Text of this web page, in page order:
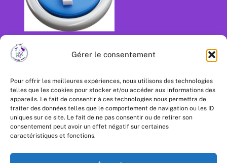
Gérer le consentement
Pour offrir les meilleures expériences, nous utilisons des technologies
telles que les cookies pour stocker et/ou accéder aux informations des
appareils. Le fait de consentir à ces technologies nous permettra de
traiter des données telles que le comportement de navigation ou les ID
uniques sur ce site. Le fait de ne pas consentir ou de retirer son
consentement peut avoir un effet négatif sur certaines
caractéristiques et fonctions.